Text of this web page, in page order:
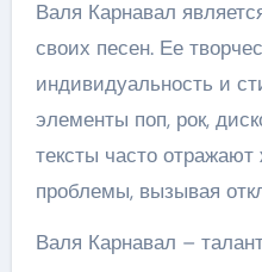
Валя Карнавал
своих песен. Ее
индивидуальность и
элементы поп, рок,
тексты часто
проблемы, вызывая
Валя Карнавал –